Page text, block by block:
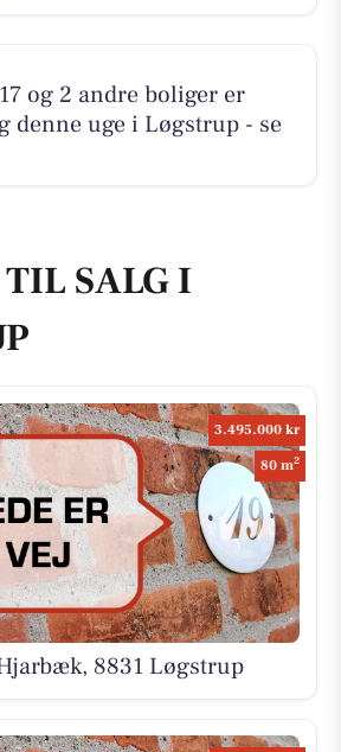
og 2 andre boliger er
denne uge i Løgstrup - se
SALG I
3.495.000 kr
80 m2
8831 Løgstrup